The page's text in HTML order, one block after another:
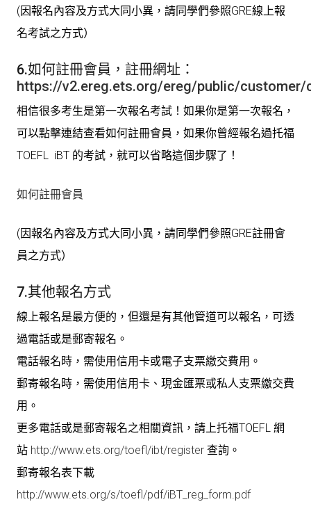
(因報名內容及方式大同小異，請同學們參照GRE線上報
名考試之方式）
6.如何註冊會員，註冊網址：
https://v2.ereg.ets.org/ereg/public/customer/
相信很多考生是第一次報名考試！如果你是第一次報名，
可以點擊連結查看如何註冊會員，如果你曾經報名過托福
TOEFL iBT 的考試，就可以省略這個步驟了！
如何註冊會員
(因報名內容及方式大同小異，請同學們參照GRE註冊會
員之方式）
7.其他報名方式
線上報名是最方便的，但還是有其他管道可以報名，可透
過電話或是郵寄報名。
電話報名時，需使用信用卡或電子支票繳交費用。
郵寄報名時，需使用信用卡、現金匯票或私人支票繳交費
用。
更多電話或是郵寄報名之相關資訊，請上托福TOEFL 網
站 http://www.ets.org/toefl/ibt/register 查詢。
郵寄報名表下載
http://www.ets.org/s/toefl/pdf/iBT_reg_form.pdf